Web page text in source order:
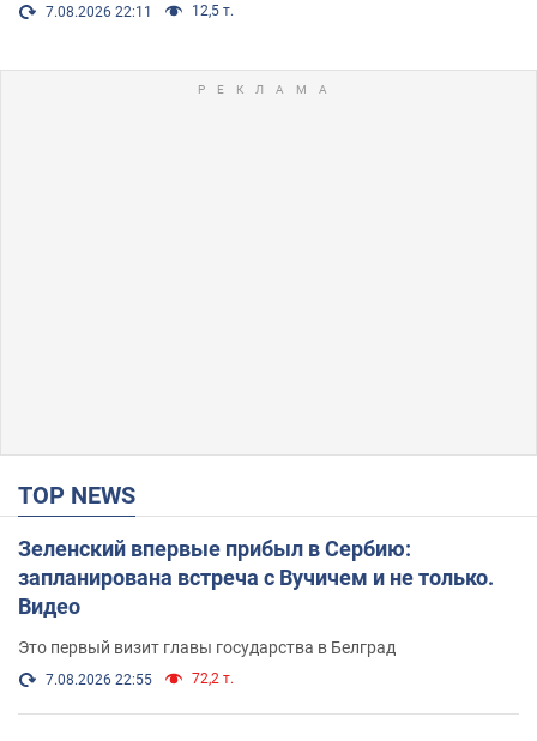
7.08.2026 22:11 12,5 т.
TOP NEWS
Зеленский впервые прибыл в Сербию:
запланирована встреча с Вучичем и не только.
Видео
Это первый визит главы государства в Белград
7.08.2026 22:55 72,2 т.